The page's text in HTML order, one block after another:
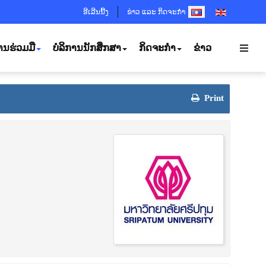
ອີເລີນນີ້ງ ຂ່າວ ແລະ ກິດຈະກຳSELECT YOUR
ນຮ່ວມມື ບໍລິການນັກສຶກສາ ກິດຈະກຳ ຂ່າວ
Print